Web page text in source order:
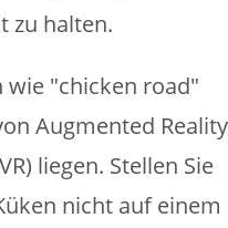
zu halten.
wie "chicken road"
Augmented Reality
liegen. Stellen Sie
nicht auf einem